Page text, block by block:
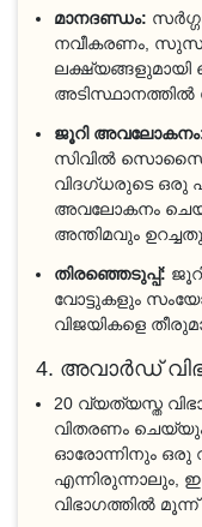
മാനദണ്ഡം:
നവീകരണം,
ലക്ഷ്യങ്ങളുമായി
ജൂറി
സിവിൽ
വിദഗ്ധരുടെ ഒരു
അവലോകനം
അന്തിമവും
തിരഞ്ഞെടുപ്പ്:
വോട്ടുകളും
വിജയികളെ
4. അവാർഡ്
20 വ്യത്യസ്ത
വിതരണം
ഓരോന്നിനും ഒരു
എന്നിരുന്നാലും,
വിഭാഗത്തിൽ മൂന്ന്